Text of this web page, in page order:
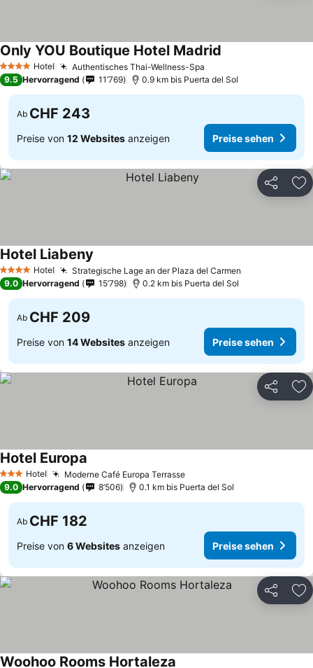
4 Sterne Hotel Authentisches Thai-Wellness-Spa
Only YOU Boutique Hotel Madrid
9.5 Hervorragend 11’769 0.9 km bis Puerta del Sol
Ab CHF 243
Preise von 12 Websites anzeigen Preise sehen
Teilen
4 Sterne Hotel Strategische Lage an der Plaza del Carmen
Hotel Liabeny
9.0 Hervorragend 15’798 0.2 km bis Puerta del Sol
Ab CHF 209
Preise von 14 Websites anzeigen Preise sehen
Teilen
3 SterneHotel Moderne Café Europa TerrassePreise sehen
Hotel Europa
9.0 Hervorragend 8’506 0.1 km bis Puerta del Sol
Ab CHF 182
Preise von 6 Websites anzeigen Preise sehen
Teilen
Woohoo Rooms Hortaleza